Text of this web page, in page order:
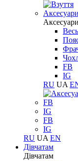
FB
IG
RU UA
FB
IG
FB
IG
RU UA EN
Дівчатам
Дівчатам